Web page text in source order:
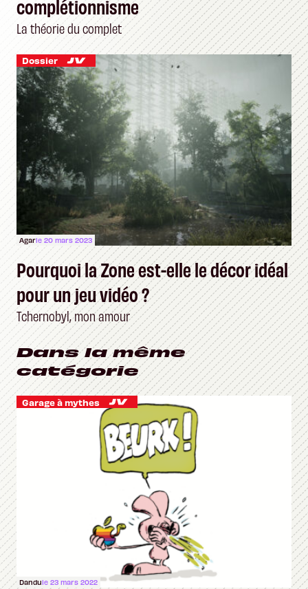
complétionnisme
La théorie du complet
Dossier
Agarle 20 mars 2023
Pourquoi la Zone est-elle le décor idéal
pour un jeu vidéo ?
Tchernobyl, mon amour
Dans la même
catégorie
Garage à mythes
Dandule 23 mars 2022